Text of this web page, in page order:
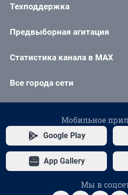
Техподдержка
Предвыборная агитация
Статистика канала в MAX
Все города сети
Мобильное
Google Play
App Gallery
Мы в